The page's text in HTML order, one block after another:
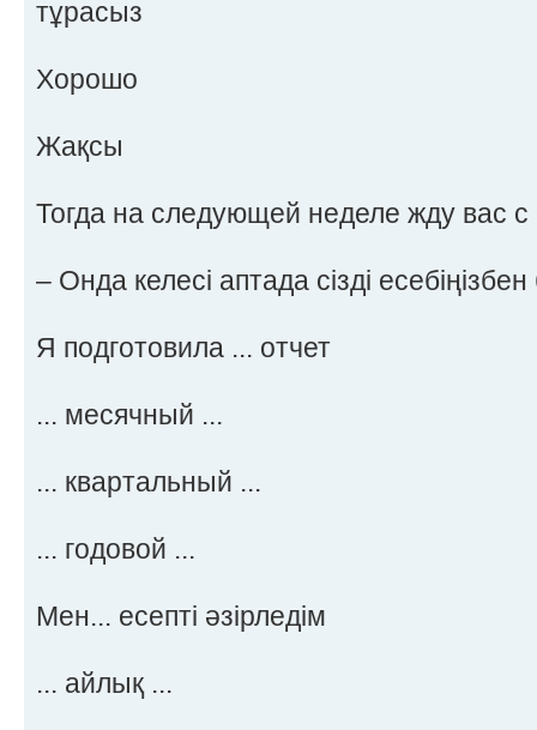
тұрасыз
Хорошо
Жақсы
Тогда на следующей неделе жду вас с
– Онда келесі аптада сізді есебіңізбен
Я подготовила ... отчет
... месячный ...
... квартальный ...
... годовой ...
Мен... есепті әзірледім
... айлық ...